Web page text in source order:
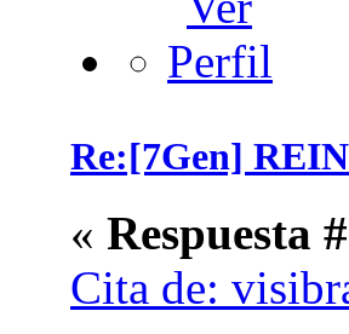
Re:[7Gen]
« Respuesta
Cita de: